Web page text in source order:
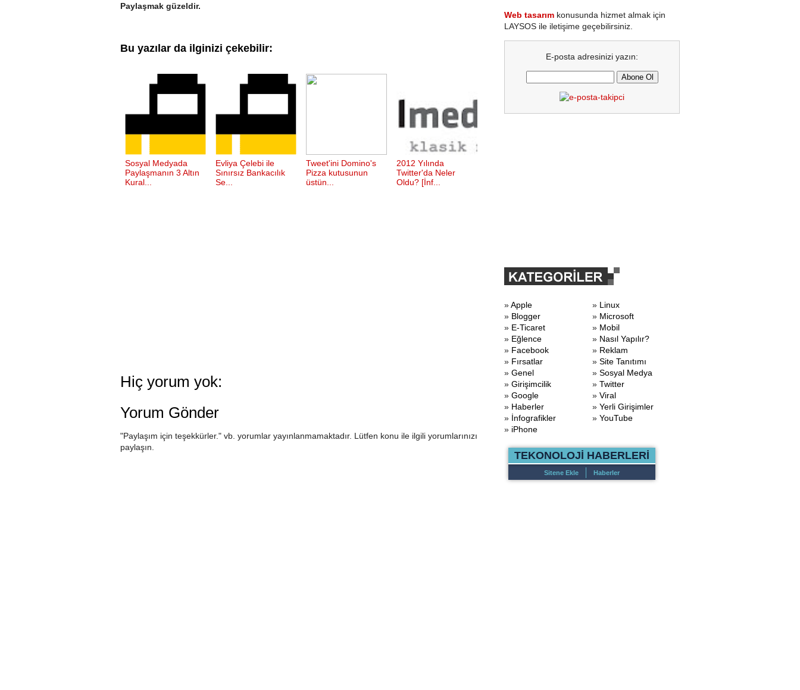
Paylaşmak güzeldir.
Bu yazılar da ilginizi çekebilir:
Sosyal Medyada
Paylaşmanın 3 Altın
Kural...
Evliya Çelebi ile
Sınırsız Bankacılık
Se...
Tweet'ini Domino's
Pizza kutusunun
üstün...
2012 Yılında
Twitter'da Neler
Oldu? [İnf...
Hiç yorum yok:
Yorum Gönder
"Paylaşım için teşekkürler." vb. yorumlar yayınlanmamaktadır. Lütfen konu ile ilgili yorumlarınızı
paylaşın.
Web tasarım konusunda hizmet almak için
LAYSOS ile iletişime geçebilirsiniz.
E-posta adresinizi yazın:
»Apple » Linux
» Blogger » Microsoft
» E-Ticaret » Mobil
» Eğlence » Nasıl Yapılır?
» Facebook » Reklam
» Fırsatlar » Site Tanıtımı
» Genel » Sosyal Medya
» Girişimcilik » Twitter
» Google » Viral
» Haberler » Yerli Girişimler
» İnfografikler » YouTube
» iPhone
TEKONOLOJİ HABERLERİ
Sitene Ekle Haberler